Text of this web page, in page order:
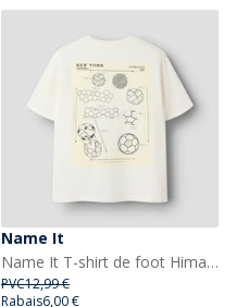
Name It
Name It T-shirt de foot Himas Garçon Cloud Dancer/Football
PVC12,99 €
Rabais6,00 €